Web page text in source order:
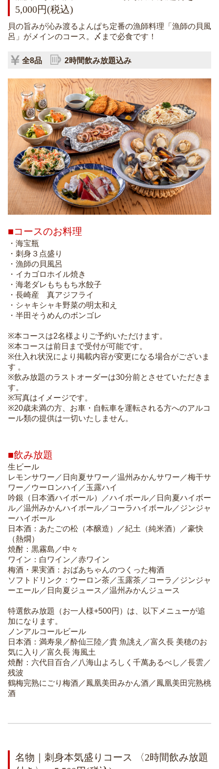
5,000円(税込)
貝の旨みが沁み渡るよんぱち定番の漁師料理「漁師の貝風
呂」がメインのコース。〆まで必食です！
全8品 2時間飲み放題込み
■コースのお料理
・海宝瓶
・刺身３点盛り
・漁師の貝風呂
・イカゴロホイル焼き
・海老ダレもちもち水餃子
・長崎産 真アジフライ
・シャキシャキ野菜の明太和え
・半田そうめんのボンゴレ
※本コースは2名様よりご予約いただけます。
※本コースは前日まで受付が可能です。
※仕入れ状況により掲載内容が変更になる場合がございま
す 。
※飲み放題のラストオーダーは30分前とさせていただきま
す。
※写真はイメージです。
※20歳未満の方、お車・自転車を運転される方へのアルコ
ール類の提供は一切いたしません。
■飲み放題
生ビール
レモンサワー／日向夏サワー／温州みかんサワー／梅干サ
ワー／ウーロンハイ／玉露ハイ
吟銀（日本酒ハイボール）／ハイボール／日向夏ハイボー
ル／温州みかんハイボール／コーラハイボール／ジンジャ
ーハイボール
日本酒：あたごの松（本醸造）／紀土（純米酒）／豪快
（熱燗）
焼酎：黒霧島／中々
ワイン：白ワイン／赤ワイン
梅酒・果実酒：おばあちゃんのつくった梅酒
ソフトドリンク：ウーロン茶／玉露茶／コーラ／ジンジャ
ーエール／日向夏ジュース／温州みかんジュース
特選飲み放題（お一人様+500円）は、以下メニューが追
加になります。
ノンアルコールビール
日本酒：満寿泉／酔仙三陸／貴 魚誂え／富久長 美穂のお
気に入り／富久長 海風土
焼酎：六代目百合／八海山よろしく千萬あるべし／長雲／
残波
鶴梅完熟にごり梅酒／鳳凰美田みかん酒／鳳凰美田完熟桃
酒
名物｜刺身本気盛りコース 〈2時間飲み放題